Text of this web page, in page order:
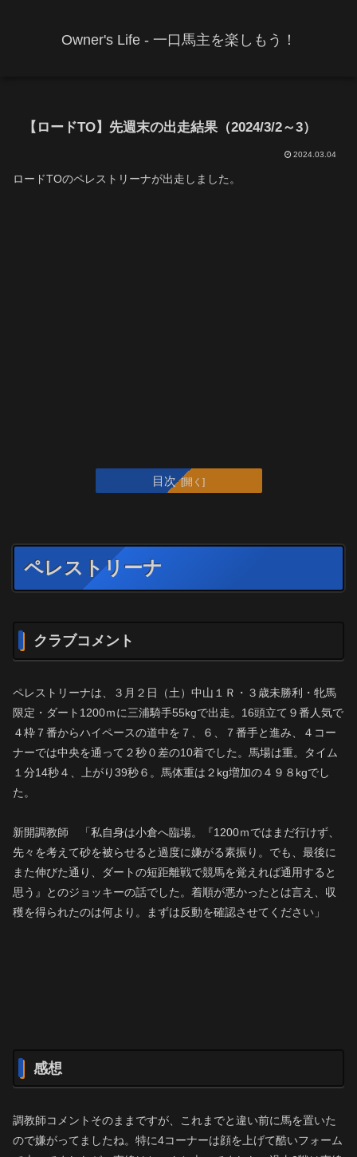
Owner's Life - 一口馬主を楽しもう！
【ロードTO】先週末の出走結果（2024/3/2～3）
2024.03.04
ロードTOのペレストリーナが出走しました。
目次
ペレストリーナ
クラブコメント
ペレストリーナは、３月２日（土）中山１Ｒ・３歳未勝利・牝馬
限定・ダート1200ｍに三浦騎手55kgで出走。16頭立て９番人気で
４枠７番からハイペースの道中を７、６、７番手と進み、４コー
ナーでは中央を通って２秒０差の10着でした。馬場は重。タイム
１分14秒４、上がり39秒６。馬体重は２kg増加の４９８kgでし
た。
新開調教師 「私自身は小倉へ臨場。『1200ｍではまだ行けず、
先々を考えて砂を被らせると過度に嫌がる素振り。でも、最後に
また伸びた通り、ダートの短距離戦で競馬を覚えれば通用すると
思う』とのジョッキーの話でした。着順が悪かったとは言え、収
穫を得られたのは何より。まずは反動を確認させてください」
感想
調教師コメントそのままですが、これまでと違い前に馬を置いた
ので嫌がってましたね。特に4コーナーは顔を上げて酷いフォーム